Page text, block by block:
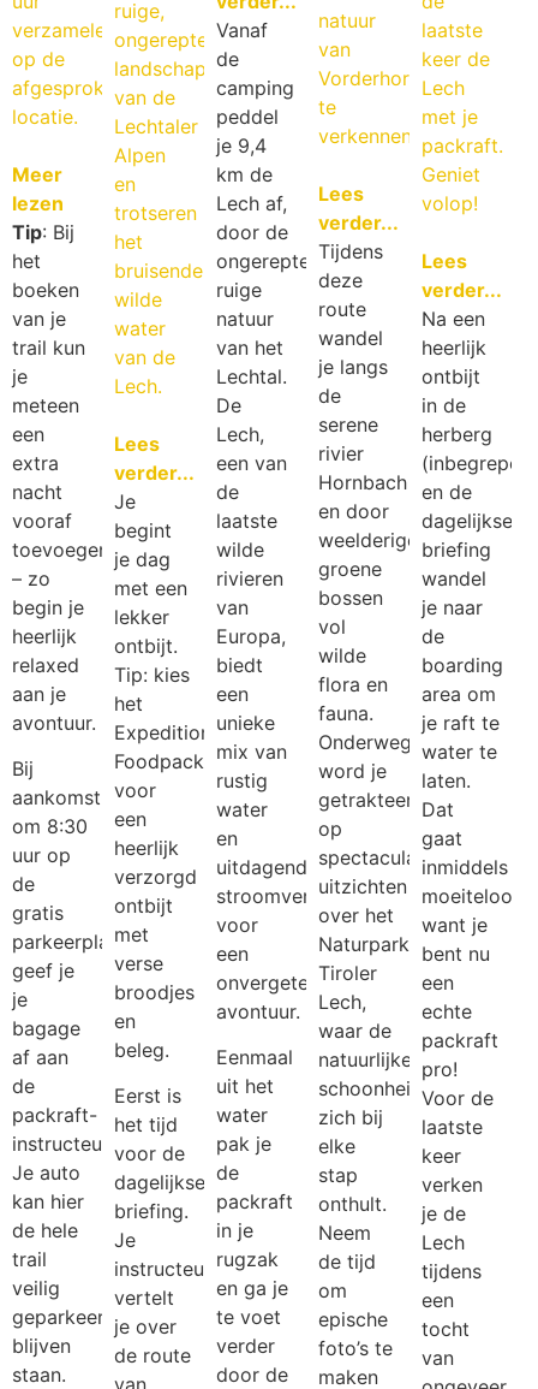
verzamelen
op de
afgesproken
locatie.
Meer
lezen
Tip: Bij
het
boeken
van je
trail kun
je
meteen
een
extra
nacht
vooraf
toevoegen
– zo
begin je
heerlijk
relaxed
aan je
avontuur.
Bij
aankomst
om 8:30
uur op
de
gratis
parkeerplaats
geef je
je
bagage
af aan
de
packraft-
instructeur.
Je auto
kan hier
de hele
trail
veilig
geparkeerd
blijven
staan.
ruige,
ongerepte
landschap
van de
Lechtaler
Alpen
en
trotseren
het
bruisende
wilde
water
van de
Lech.
Lees
verder...
Je
begint
je dag
met een
lekker
ontbijt.
Tip: kies
het
Expedition
Foodpack
voor
een
heerlijk
verzorgd
ontbijt
met
verse
broodjes
en
beleg.
Eerst is
het tijd
voor de
dagelijkse
briefing.
Je
instructeur
vertelt
je over
de route
Vanaf
de
camping
peddel
je 9,4
km de
Lech af,
door de
ongerepte,
ruige
natuur
van het
Lechtal.
De
Lech,
een van
de
laatste
wilde
rivieren
van
Europa,
biedt
een
unieke
mix van
rustig
water
en
uitdagende
stroomversnellingen
voor
een
onvergetelijk
avontuur.
Eenmaal
uit het
water
pak je
de
packraft
in je
rugzak
en ga je
te voet
verder
door de
natuur
van
Vorderhornbach
te
verkennen!
Lees
verder...
Tijdens
deze
route
wandel
je langs
de
serene
rivier
Hornbach
en door
weelderige,
groene
bossen
vol
wilde
flora en
fauna.
Onderweg
word je
getrakteerd
op
spectaculaire
uitzichten
over het
Naturpark
Tiroler
Lech,
waar de
natuurlijke
schoonheid
zich bij
elke
stap
onthult.
Neem
de tijd
om
epische
foto’s te
maken
laatste
keer de
Lech
met je
packraft.
Geniet
volop!
Lees
verder...
Na een
heerlijk
ontbijt
in de
herberg
(inbegrepen)
en de
dagelijkse
briefing
wandel
je naar
de
boarding
area om
je raft te
water te
laten.
Dat
gaat
inmiddels
moeiteloos,
want je
bent nu
een
echte
packraft
pro!
Voor de
laatste
keer
verken
je de
Lech
tijdens
een
tocht
van